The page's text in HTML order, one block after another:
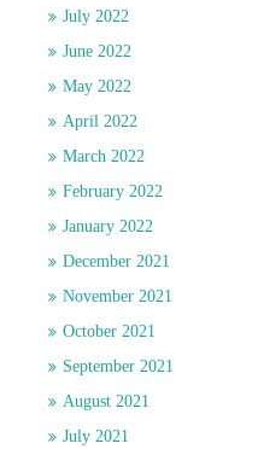
July 2022
June 2022
May 2022
April 2022
March 2022
February 2022
January 2022
December 2021
November 2021
October 2021
September 2021
August 2021
July 2021